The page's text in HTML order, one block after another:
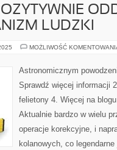
LUDZKI
MOŻLIWOŚĆ
Astronomicznym
Sprawdź więcej informacji
felietony 4. Więcej na
Aktualnie bardzo w wielu
operacje korekcyjne, i
kolanowych, co